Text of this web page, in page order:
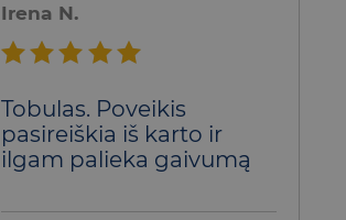
Irena N.
5iš 5
Tobulas. Poveikis
pasireiškia iš karto ir
ilgam palieka gaivumą